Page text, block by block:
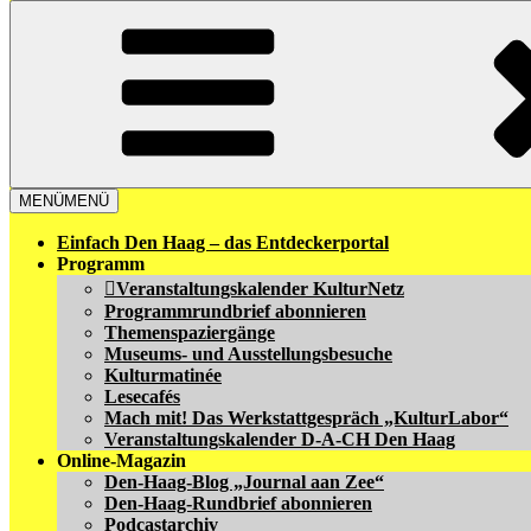
MENÜMENÜ
Einfach Den Haag – das Entdeckerportal
Programm
Veranstaltungskalender KulturNetz
Programmrundbrief abonnieren
Themenspaziergänge
Museums- und Ausstellungsbesuche
Kulturmatinée
Lesecafés
Mach mit! Das Werkstattgespräch „KulturLabor“
Veranstaltungskalender D-A-CH Den Haag
Online-Magazin
Den-Haag-Blog „Journal aan Zee“
Den-Haag-Rundbrief abonnieren
Podcastarchiv